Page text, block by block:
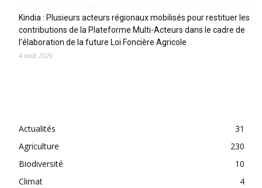
Kindia : Plusieurs acteurs régionaux mobilisés pour restituer les
contributions de la Plateforme Multi-Acteurs dans le cadre de
l’élaboration de la future Loi Foncière Agricole
4 août 2026
Actualités
31
Agriculture
230
Biodiversité
10
Climat
4